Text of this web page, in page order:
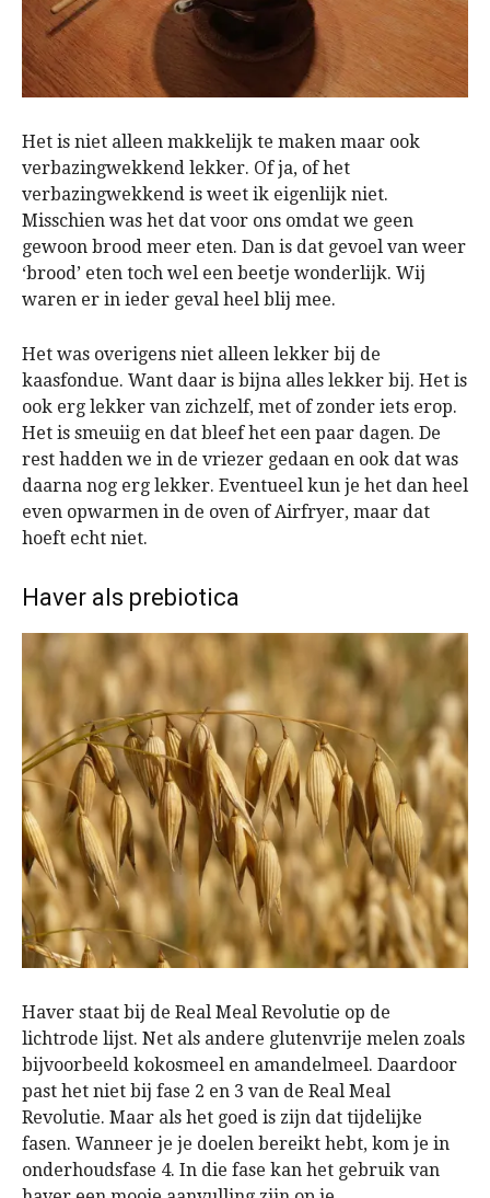
Het is niet alleen makkelijk te maken maar ook
verbazingwekkend lekker. Of ja, of het
verbazingwekkend is weet ik eigenlijk niet.
Misschien was het dat voor ons omdat we geen
gewoon brood meer eten. Dan is dat gevoel van weer
‘brood’ eten toch wel een beetje wonderlijk. Wij
waren er in ieder geval heel blij mee.
Het was overigens niet alleen lekker bij de
kaasfondue. Want daar is bijna alles lekker bij. Het is
ook erg lekker van zichzelf, met of zonder iets erop.
Het is smeuiig en dat bleef het een paar dagen. De
rest hadden we in de vriezer gedaan en ook dat was
daarna nog erg lekker. Eventueel kun je het dan heel
even opwarmen in de oven of Airfryer, maar dat
hoeft echt niet.
Haver als prebiotica
Haver staat bij de Real Meal Revolutie op de
lichtrode lijst. Net als andere glutenvrije melen zoals
bijvoorbeeld kokosmeel en amandelmeel. Daardoor
past het niet bij fase 2 en 3 van de Real Meal
Revolutie. Maar als het goed is zijn dat tijdelijke
fasen. Wanneer je je doelen bereikt hebt, kom je in
onderhoudsfase 4. In die fase kan het gebruik van